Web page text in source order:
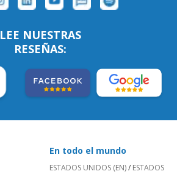
LEE NUESTRAS
RESEÑAS:
En todo el mundo
ESTADOS UNIDOS (EN)/ ESTADOS